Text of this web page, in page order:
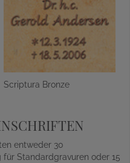
Scriptura Bronze
entweder 30
Standardgravuren oder 15